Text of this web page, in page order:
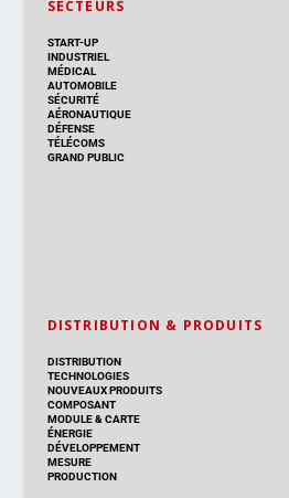
SECTEURS
START-UP
INDUSTRIEL
MÉDICAL
AUTOMOBILE
SÉCURITÉ
AÉRONAUTIQUE
DÉFENSE
TÉLÉCOMS
GRAND PUBLIC
DISTRIBUTION & PRODUITS
DISTRIBUTION
TECHNOLOGIES
NOUVEAUX PRODUITS
COMPOSANT
MODULE & CARTE
ÉNERGIE
DÉVELOPPEMENT
MESURE
PRODUCTION